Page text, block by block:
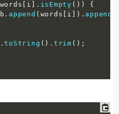
words i . isEmpty ( ) )
{
. append ( words i ) . append
.toString ( ) . trim ( ) ;